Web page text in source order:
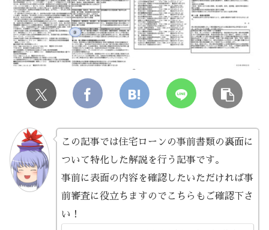
この記事では住宅ローンの事前書類の裏面に
ついて特化した解説を行う記事です。
事前に表面の内容を確認したいただければ事
前審査に役立ちますのでこちらもご確認下さ
い！